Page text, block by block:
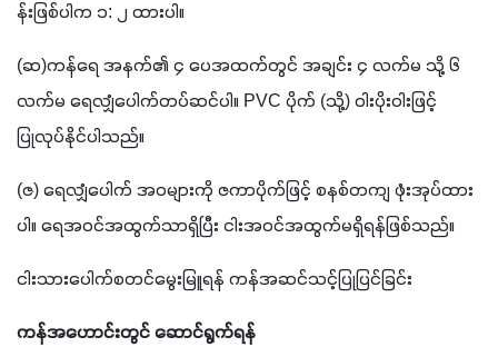
န်းဖြစ်ပါက ၁: ၂ ထားပါ။
(ဆ)ကန်ရေ အနက်၏ ၄ ပေအထက်တွင် အချင်း ၄ လက်မ သို့ ၆
လက်မ ရေလျှံပေါက်တပ်ဆင်ပါ။ PVC ပိုက် (သို့) ဝါးပိုးဝါးဖြင့်
ပြုလုပ်နိုင်ပါသည်။
(ဇ) ရေလျှံပေါက် အဝများကို ဇကာပိုက်ဖြင့် စနစ်တကျ ဖုံးအုပ်ထား
ပါ။ ရေအဝင်အထွက်သာရှိပြီး ငါးအဝင်အထွက်မရှိရန်ဖြစ်သည်။
ငါးသားပေါက်စတင်မွေးမြူရန် ကန်အဆင်သင့်ပြုပြင်ခြင်း
ကန်အဟောင်းတွင် ဆောင်ရွက်ရန်